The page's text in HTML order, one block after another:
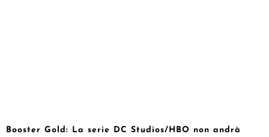
Booster Gold: La serie DC Studios/HBO non andrà